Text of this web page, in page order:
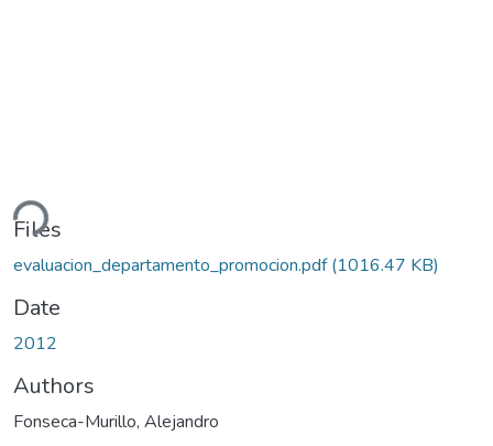
Files
evaluacion_departamento_promocion.pdf(1016.47 KB)
Date
2012
Authors
Fonseca-Murillo, Alejandro